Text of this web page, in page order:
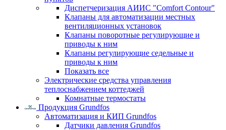
Диспетчеризация АИИС "Comfort Contour"
Клапаны для автоматизации местных
вентиляционных установок
Клапаны поворотные регулирующие и
приводы к ним
Клапаны регулирующие седельные и
приводы к ним
Показать все
Электрические средства управления
теплоснабжением коттеджей
Комнатные термостаты
Продукция Grundfos
Автоматизация и КИП Grundfos
Датчики давления Grundfos